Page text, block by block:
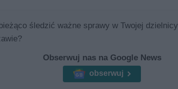
śledzić ważne sprawy w Twojej dzielnicy
Obserwuj nas na Google News
obserwuj